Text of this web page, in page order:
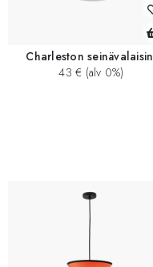
Charleston seinävalaisin
43 € (alv 0%)